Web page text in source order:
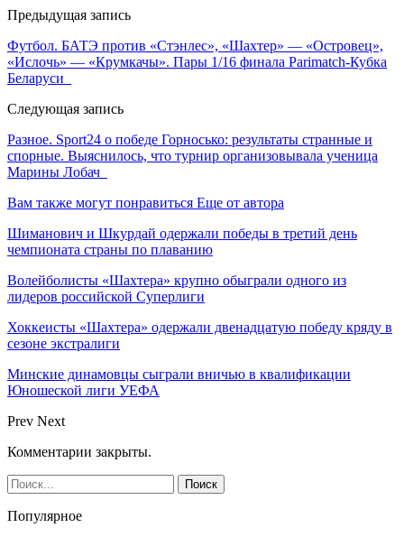
Предыдущая запись
Футбол. БАТЭ против «Стэнлес», «Шахтер» — «Островец»,
«Ислочь» — «Крумкачы». Пары 1/16 финала Parimatch-Кубка
Беларуси
Следующая запись
Разное. Sport24 о победе Горносько: результаты странные и
спорные. Выяснилось, что турнир организовывала ученица
Марины Лобач
Вам также могут понравиться Еще от автора
Шиманович и Шкурдай одержали победы в третий день
чемпионата страны по плаванию
Волейболисты «Шахтера» крупно обыграли одного из
лидеров российской Суперлиги
Хоккеисты «Шахтера» одержали двенадцатую победу кряду в
сезоне экстралиги
Минские динамовцы сыграли вничью в квалификации
Юношеской лиги УЕФА
Prev Next
Комментарии закрыты.
Популярное